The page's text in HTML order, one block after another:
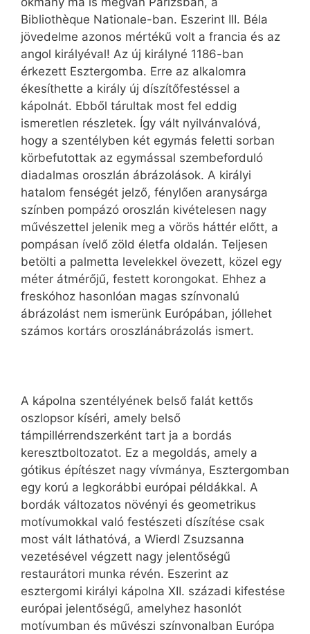
Bibliothèque Nationale-ban. Eszerint III. Béla
jövedelme azonos mértékű volt a francia és az
angol királyéval! Az új királyné 1186-ban
érkezett Esztergomba. Erre az alkalomra
ékesíthette a király új díszítőfestéssel a
kápolnát. Ebből tárultak most fel eddig
ismeretlen részletek. Így vált nyilvánvalóvá,
hogy a szentélyben két egymás feletti sorban
körbefutottak az egymással szembeforduló
diadalmas oroszlán ábrázolások. A királyi
hatalom fenségét jelző, fénylően aranysárga
színben pompázó oroszlán kivételesen nagy
művészettel jelenik meg a vörös háttér előtt, a
pompásan ívelő zöld életfa oldalán. Teljesen
betölti a palmetta levelekkel övezett, közel egy
méter átmérőjű, festett korongokat. Ehhez a
freskóhoz hasonlóan magas színvonalú
ábrázolást nem ismerünk Európában, jóllehet
számos kortárs oroszlánábrázolás ismert.
A kápolna szentélyének belső falát kettős
oszlopsor kíséri, amely belső
támpillérrendszerként tart ja a bordás
keresztboltozatot. Ez a megoldás, amely a
gótikus építészet nagy vívmánya, Esztergomban
egy korú a legkorábbi európai példákkal. A
bordák változatos növényi és geometrikus
motívumokkal való festészeti díszítése csak
most vált láthatóvá, a Wierdl Zsuzsanna
vezetésével végzett nagy jelentőségű
restaurátori munka révén. Eszerint az
esztergomi királyi kápolna XII. századi kifestése
európai jelentőségű, amelyhez hasonlót
motívumban és művészi színvonalban Európa